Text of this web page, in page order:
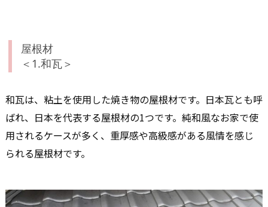
屋根材
＜1.和瓦＞
和瓦は、粘土を使用した焼き物の屋根材です。日本瓦とも呼
ばれ、日本を代表する屋根材の1つです。純和風なお家で使
用されるケースが多く、重厚感や高級感がある風情を感じ
られる屋根材です。